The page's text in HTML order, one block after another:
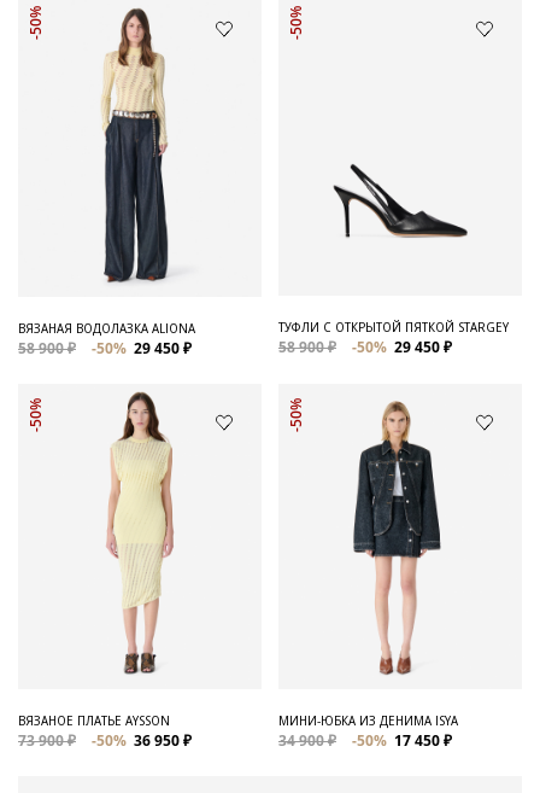
-50%
ВЯЗАНАЯ ВОДОЛАЗКА ALIONA
58 900 ₽ -50% 29 450 ₽
-50%
ТУФЛИ С ОТКРЫТОЙ ПЯТКОЙ STARGEY
58 900 ₽ -50% 29 450 ₽
-50%
ВЯЗАНОЕ ПЛАТЬЕ AYSSON
73 900 ₽ -50% 36 950 ₽
-50%
МИНИ-ЮБКА ИЗ ДЕНИМА ISYA
34 900 ₽ -50% 17 450 ₽